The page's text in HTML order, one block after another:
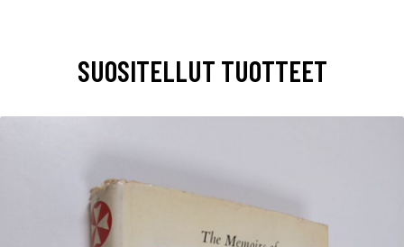
SUOSITELLUT TUOTTEET